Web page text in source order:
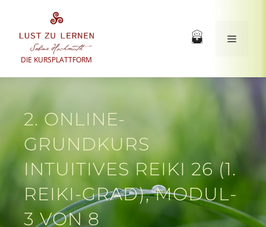
springen
DIE KURSPLATTFORM
Menü
2. ONLINE-
GRUNDKURS
INTUITIVES REIKI 26 (1.
REIKI-GRAD), MODUL-
3 VON 8